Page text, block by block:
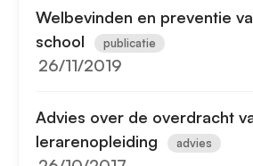
Welbevinden en preventie
school
publicatie
26/11/2019
Advies over de overdracht
lerarenopleiding
advies